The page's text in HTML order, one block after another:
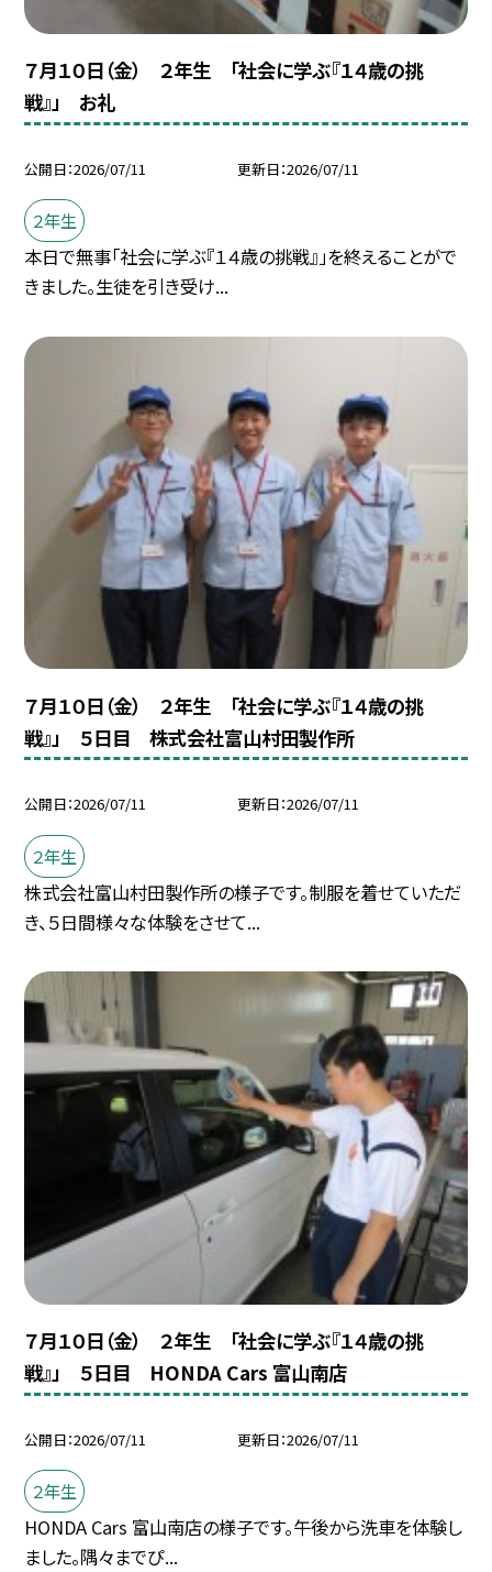
７月１０日（金） ２年生 「社会に学ぶ『１４歳の挑
戦』」 お礼
公開日 2026/07/11 更新日 2026/07/11
２年生
本日で無事「社会に学ぶ『１４歳の挑戦』」を終えることがで
きました。生徒を引き受け...
７月１０日（金） ２年生 「社会に学ぶ『１４歳の挑
戦』」 ５日目 株式会社富山村田製作所
公開日 2026/07/11 更新日 2026/07/11
２年生
株式会社富山村田製作所の様子です。制服を着せていただ
き、５日間様々な体験をさせて...
７月１０日（金） ２年生 「社会に学ぶ『１４歳の挑
戦』」 ５日目 HONDA Cars 富山南店
公開日 2026/07/11 更新日 2026/07/11
２年生
HONDA Cars 富山南店の様子です。午後から洗車を体験し
ました。隅々までぴ...